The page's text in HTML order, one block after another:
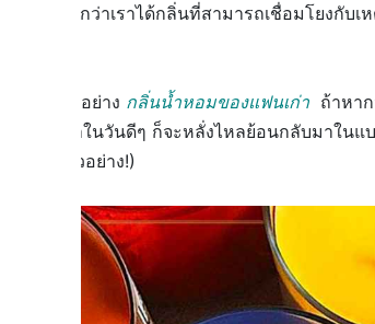
ไหน ถ้าหากว่าเราได้กลิ่นที่สามารถเชื่อมโยงกับ
เจนที่สุด อย่าง กลิ่นน้ำหอมของแฟนเก่า ถ้าหา
ามทรงจำในวันดีๆ ก็จะหลั่งไหลย้อนกลับมาในแ
ราแค่ยกตัวอย่าง!)